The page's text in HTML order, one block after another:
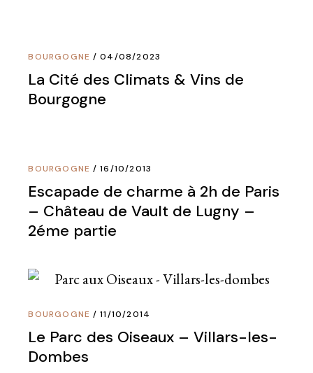
BOURGOGNE 04/08/2023
La Cité des Climats & Vins de
Bourgogne
BOURGOGNE 16/10/2013
Escapade de charme à 2h de Paris
– Château de Vault de Lugny –
2éme partie
BOURGOGNE 11/10/2014
Le Parc des Oiseaux – Villars-les-
Dombes